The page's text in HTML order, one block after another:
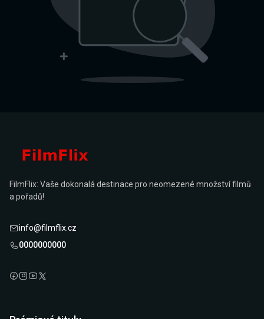
FilmFlix: Vaše dokonalá destinace pro neomezené množství filmů
a pořadů!
info@filmflix.cz
0000000000